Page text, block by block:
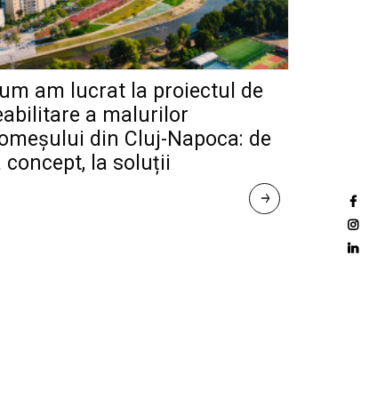
am lucrat la proiectul de
a malurilor
din Cluj-Napoca: de
concept, la soluții
R